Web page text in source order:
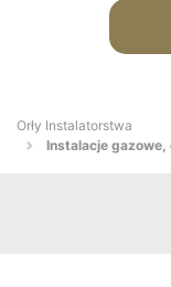
Orły Instalatorstwa
Instalacje